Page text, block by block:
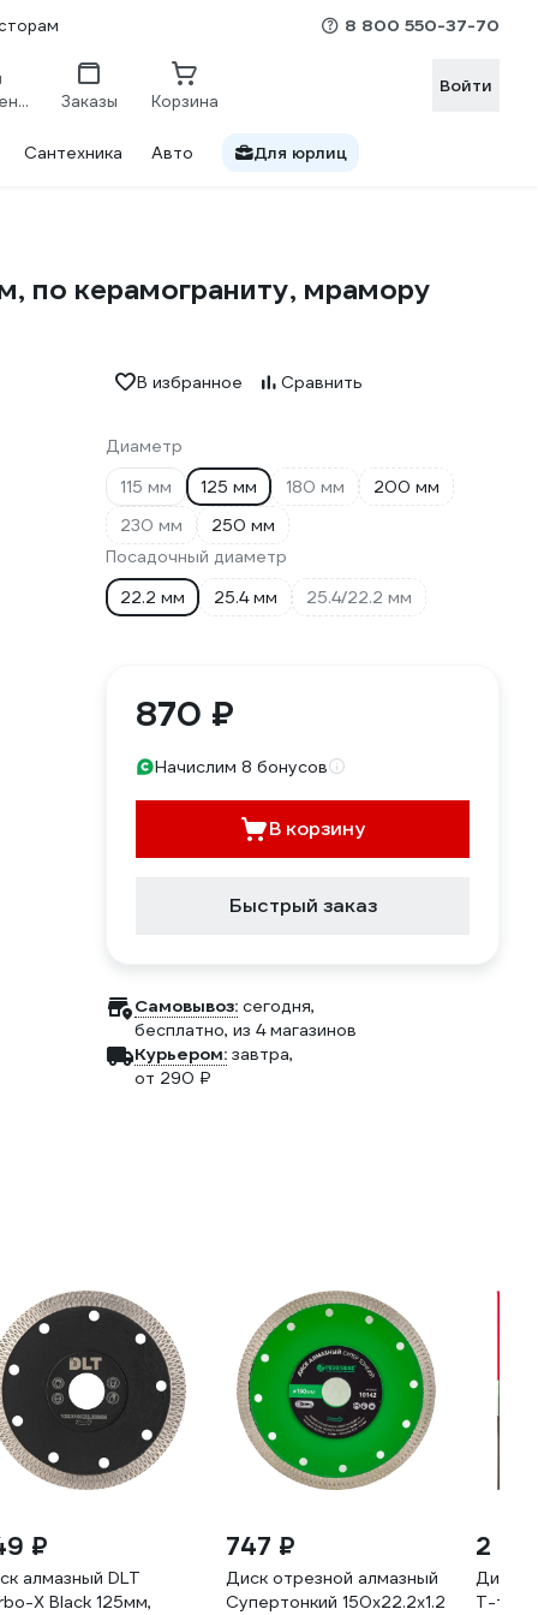
8 800 550-37-70
Сравнение Заказы Корзина
Войти
Сантехника Авто Для юрлиц
по керамограниту, мрамору
В избранное Сравнить
Диаметр
115 мм
125 мм 180 мм
200 мм
230 мм
250 мм
Посадочный диаметр
22.2 мм
25.4 мм 25.4/22.2 мм
870 ₽
Начислим 8 бонусов
В корзину
Быстрый заказ
Самовывоз: сегодня,
бесплатно, из 4 магазинов
Курьером: завтра,
от 290 ₽
₽
алмазный DLT
X Black 125мм,
747 ₽
Диск отрезной алмазный
Супертонкий 150x22.2x1.2
2
Диск
Т-тип